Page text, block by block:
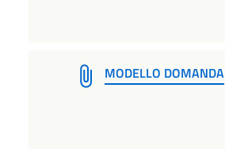
MODELLO DOMANDA